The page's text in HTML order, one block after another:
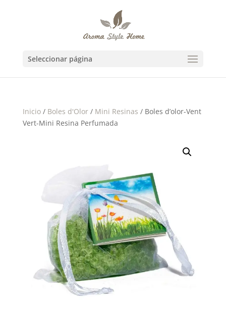
Seleccionar página
Inicio/ Boles d'Olor/ Mini Resinas / Boles d’olor-Vent
Vert-Mini Resina Perfumada